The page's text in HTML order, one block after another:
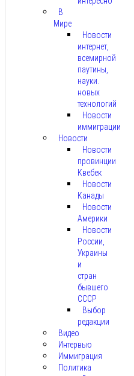
В
Мире
Новости
интернет,
всемирной
паутины,
науки.
новых
технологий
Новости
иммиграции
Новости
Новости
провинции
Квебек
Новости
Канады
Новости
Америки
Новости
России,
Украины
и
стран
бывшего
СССР
Выбор
редакции
Видео
Интервью
Иммиграция
Политика